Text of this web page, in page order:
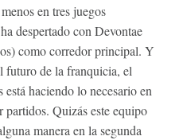
en tres juegos
despertado con Devontae
como corredor principal. Y
futuro de la franquicia, el
haciendo lo necesario en
partidos. Quizás este equipo
manera en la segunda